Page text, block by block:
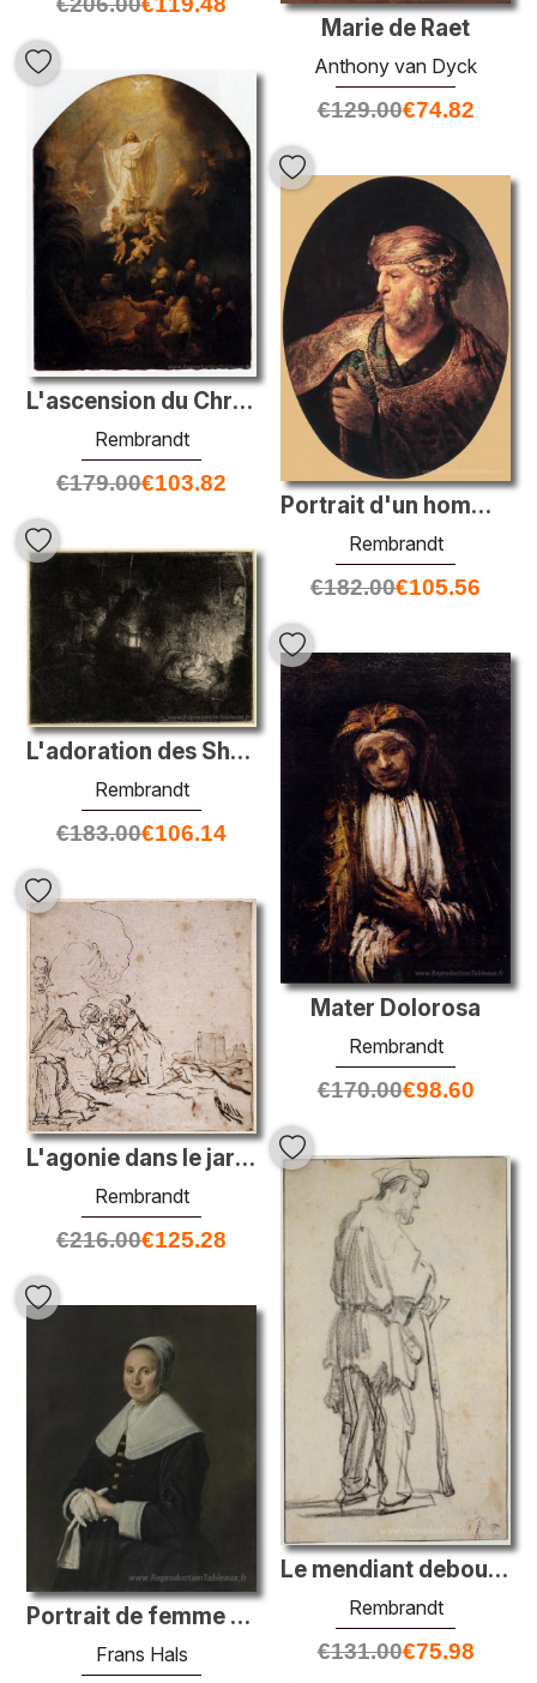
Marie de Raet
Anthony van Dyck
€129.00€74.82
L'ascension du Christ
Rembrandt
€179.00€103.82
Portrait d'un homme en costume oriental
Rembrandt
€182.00€105.56
L'adoration des Sheperds
Rembrandt
€183.00€106.14
Mater Dolorosa
Rembrandt
€170.00€98.60
L'agonie dans le jardin
Rembrandt
€216.00€125.28
Le mendiant debout tourné vers la droite
Rembrandt
€131.00€75.98
Portrait de femme avec des gants
Frans Hals